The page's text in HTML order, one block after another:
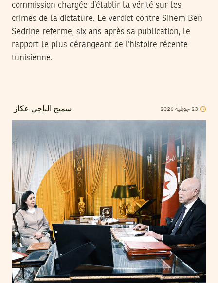
commission chargée d’établir la vérité sur les
crimes de la dictature. Le verdict contre Sihem Ben
Sedrine referme, six ans après sa publication, le
rapport le plus dérangeant de l’histoire récente
tunisienne.
سميح الباجي عكاز 23 جويلية2026